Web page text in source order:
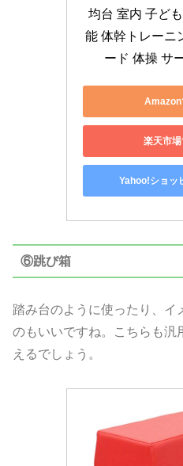
均台 室内 子ど
能 体幹トレーニ
ード 体操 サ
Amazon
楽天市
Yahoo!ショッ
⑥跳び箱
踏み台のように使ったり、イ
のもいいですね。こちらも汎
えるでしょう。